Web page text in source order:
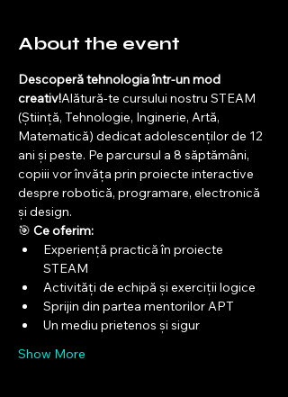
About the event
Descoperă tehnologia într-un mod
creativ!Alătură-te cursului nostru STEAM
(Știință, Tehnologie, Inginerie, Artă,
Matematică) dedicat adolescenților de 12
ani și peste. Pe parcursul a 8 săptămâni,
copiii vor învăța prin proiecte interactive
despre robotică, programare, electronică
și design.
🎯 Ce oferim:
Experiență practică în proiecte
STEAM
Activități de echipă și exerciții logice
Sprijin din partea mentorilor APT
Un mediu prietenos și sigur
Show More